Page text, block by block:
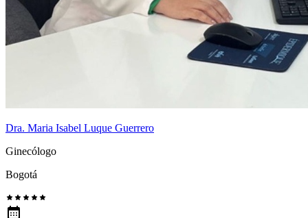
Dra. Maria Isabel Luque Guerrero
Ginecólogo
Bogotá